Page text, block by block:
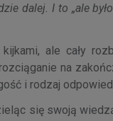
dalej. I to „ale
ale cały
na
i rodzaj
się swoją